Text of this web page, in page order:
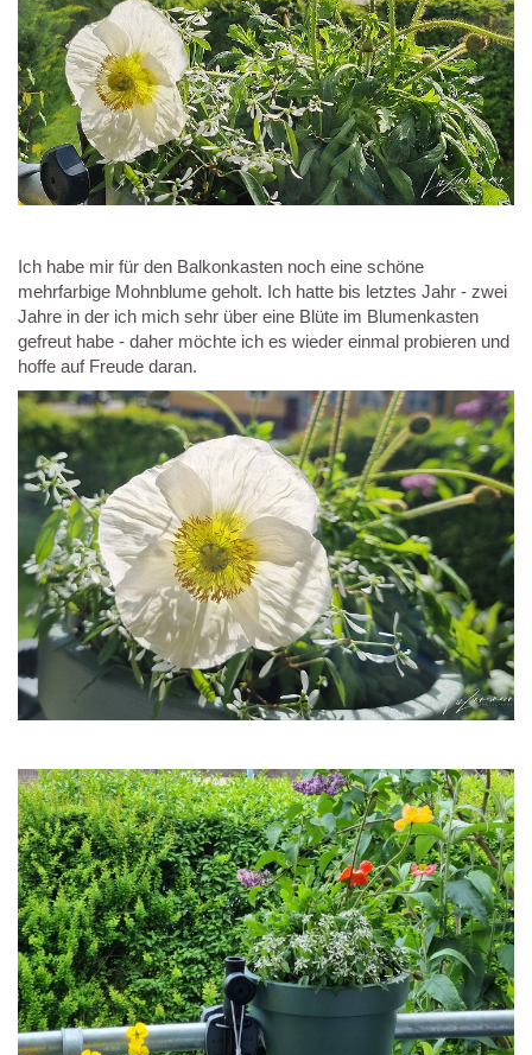
Ich habe mir für den Balkonkasten noch eine schöne
mehrfarbige Mohnblume geholt. Ich hatte bis letztes Jahr - zwei
Jahre in der ich mich sehr über eine Blüte im Blumenkasten
gefreut habe - daher möchte ich es wieder einmal probieren und
hoffe auf Freude daran.